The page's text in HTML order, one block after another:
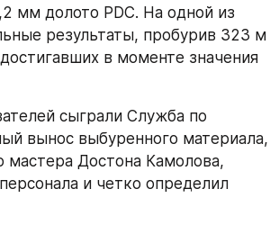
мм долото PDC. На одной из
результаты, пробурив 323 м
в моменте значения
сыграли Служба по
вынос выбуренного материала,
мастера Достона Камолова,
и четко определил